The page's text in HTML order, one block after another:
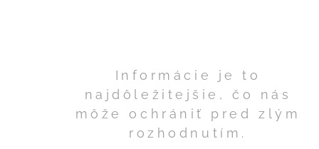
Informácie je to
najdôležitejšie, čo nás
môže ochrániť pred zlým
rozhodnutím.